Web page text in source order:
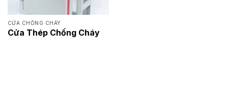
CỬA CHỐNG CHÁY
Cửa Thép Chống Cháy